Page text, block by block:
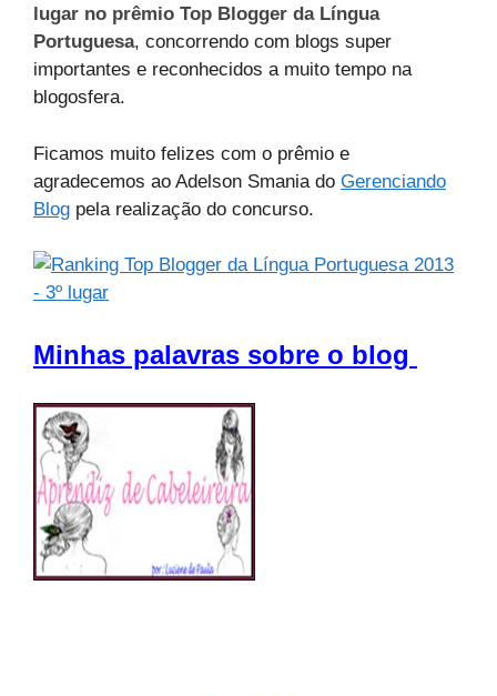
lugar no prêmio Top Blogger da Língua
Portuguesa, concorrendo com blogs super
importantes e reconhecidos a muito tempo na
blogosfera.
Ficamos muito felizes com o prêmio e
agradecemos ao Adelson Smania do Gerenciando
Blog pela realização do concurso.
Minhas palavras sobre o blog